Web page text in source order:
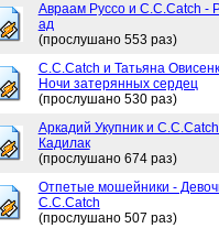
Авраам Руссо и C.C.Catch -
ад
(прослушано 553 раз)
C.C.Catch и Татьяна
Ночи затерянных сердец
(прослушано 530 раз)
Аркадий Укупник и
Кадилак
(прослушано 674 раз)
Отпетые мошейники -
C.C.Catch
(прослушано 507 раз)